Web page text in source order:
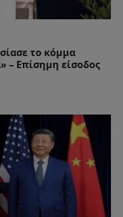
το κόμμα
– Επίσημη είσοδος